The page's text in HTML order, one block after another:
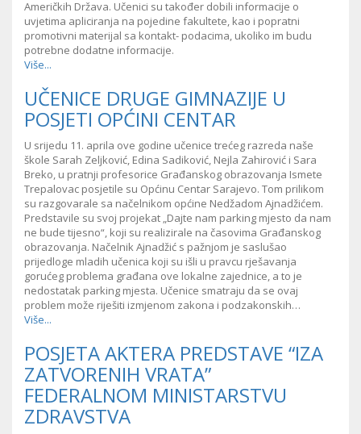
Američkih Država. Učenici su također dobili informacije o
uvjetima apliciranja na pojedine fakultete, kao i popratni
promotivni materijal sa kontakt- podacima, ukoliko im budu
potrebne dodatne informacije.
Više...
UČENICE DRUGE GIMNAZIJE U
POSJETI OPĆINI CENTAR
U srijedu 11. aprila ove godine učenice trećeg razreda naše
škole Sarah Zeljković, Edina Sadiković, Nejla Zahirović i Sara
Breko, u pratnji profesorice Građanskog obrazovanja Ismete
Trepalovac posjetile su Općinu Centar Sarajevo. Tom prilikom
su razgovarale sa načelnikom općine Nedžadom Ajnadžićem.
Predstavile su svoj projekat „Dajte nam parking mjesto da nam
ne bude tijesno“, koji su realizirale na časovima Građanskog
obrazovanja. Načelnik Ajnadžić s pažnjom je saslušao
prijedloge mladih učenica koji su išli u pravcu rješavanja
gorućeg problema građana ove lokalne zajednice, a to je
nedostatak parking mjesta. Učenice smatraju da se ovaj
problem može riješiti izmjenom zakona i podzakonskih…
Više...
POSJETA AKTERA PREDSTAVE “IZA
ZATVORENIH VRATA”
FEDERALNOM MINISTARSTVU
ZDRAVSTVA